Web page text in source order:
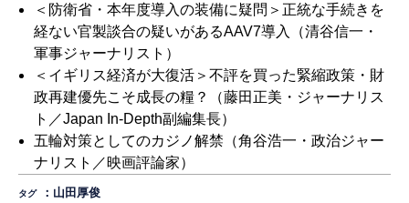
＜防衛省・本年度導入の装備に疑問＞正統な手続きを
経ない官製談合の疑いがあるAAV7導入
（清谷信一・
軍事ジャーナリスト）
＜イギリス経済が大復活＞不評を買った緊縮政策・財
政再建優先こそ成長の糧？
（藤田正美・ジャーナリス
ト／Japan In-Depth副編集長）
五輪対策としてのカジノ解禁 （角谷浩一・政治ジャー
ナリスト／映画評論家）
タグ ： 山田厚俊